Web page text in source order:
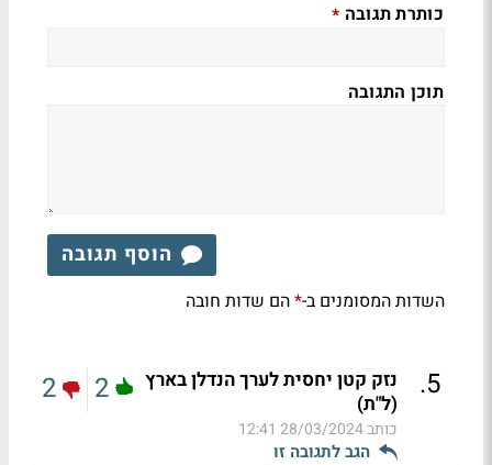
כותרת תגובה *
תוכן התגובה
הוסף תגובה
השדות המסומנים ב-*הם שדות חובה
5
.
נזק קטן יחסית לערך הנדלן בארץ
(ל"ת)
כותב28/03/2024 12:41
הגב לתגובה זו
2
2